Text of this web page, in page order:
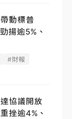
動標普
揚逾5%、
#財報
協議開放
挫逾4%、